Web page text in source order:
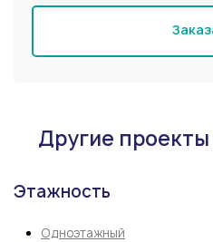
Другие
Этажность
Одноэтажный